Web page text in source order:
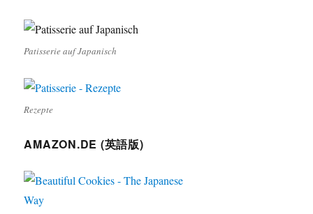
Patisserie auf Japanisch
Rezepte
AMAZON.DE (英語版)